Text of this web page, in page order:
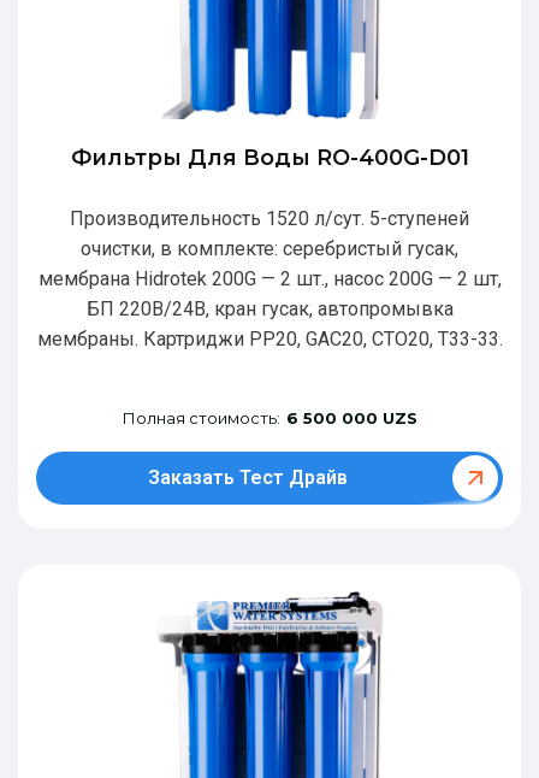
Фильтры Для Воды RO-400G-D01
Производительность 1520 л/сут. 5-ступеней
очистки, в комплекте: серебристый гусак,
мембрана Hidrotek 200G — 2 шт., насос 200G — 2 шт,
БП 220В/24В, кран гусак, автопромывка
мембраны. Картриджи РР20, GAC20, CTO20, T33-33.
Полная стоимость: 6 500 000 UZS
Заказать Тест Драйв